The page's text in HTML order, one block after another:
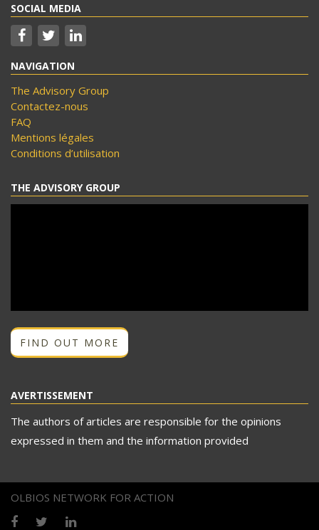
SOCIAL MEDIA
NAVIGATION
The Advisory Group
Contactez-nous
FAQ
Mentions légales
Conditions d’utilisation
THE ADVISORY GROUP
FIND OUT MORE
AVERTISSEMENT
The authors of articles are responsible for the opinions
expressed in them and the information provided
OLBIOS NETWORK FOR ACTION